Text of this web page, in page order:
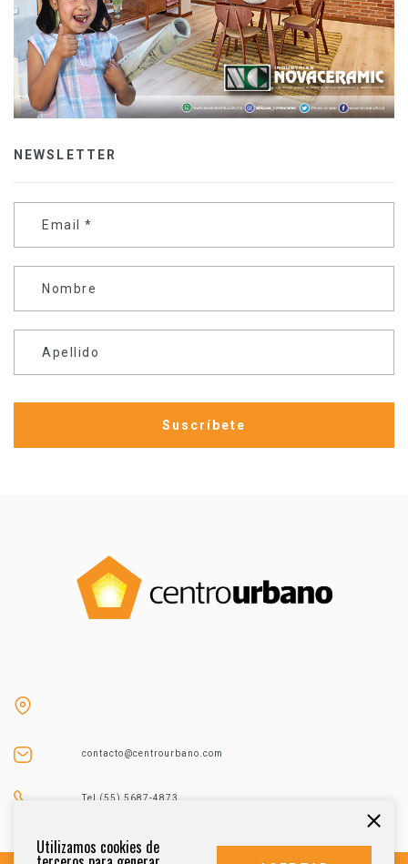
NEWSLETTER
Email *
Nombre
Apellido
contacto@centrourbano.com
Tel (55) 5687-4873
Utilizamos cookies de